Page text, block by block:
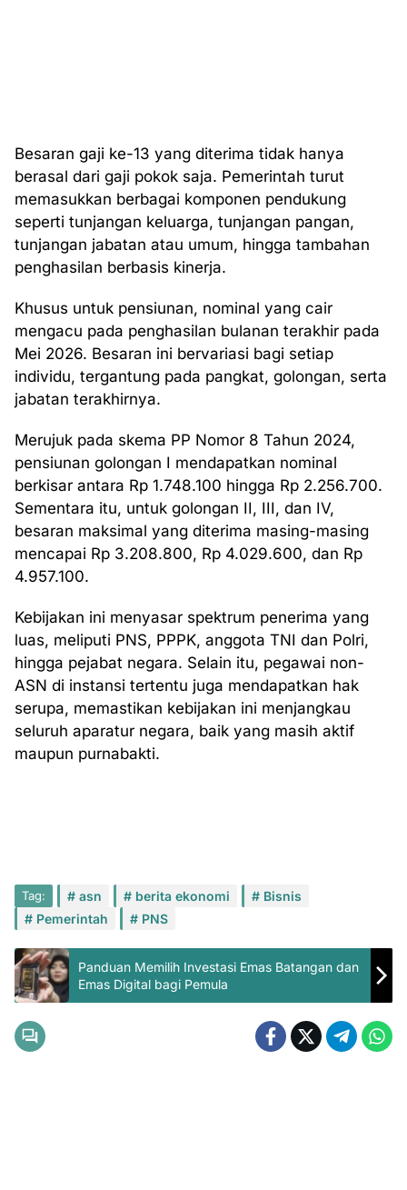
Besaran gaji ke-13 yang diterima tidak hanya
berasal dari gaji pokok saja. Pemerintah turut
memasukkan berbagai komponen pendukung
seperti tunjangan keluarga, tunjangan pangan,
tunjangan jabatan atau umum, hingga tambahan
penghasilan berbasis kinerja.
Khusus untuk pensiunan, nominal yang cair
mengacu pada penghasilan bulanan terakhir pada
Mei 2026. Besaran ini bervariasi bagi setiap
individu, tergantung pada pangkat, golongan, serta
jabatan terakhirnya.
Merujuk pada skema PP Nomor 8 Tahun 2024,
pensiunan golongan I mendapatkan nominal
berkisar antara Rp 1.748.100 hingga Rp 2.256.700.
Sementara itu, untuk golongan II, III, dan IV,
besaran maksimal yang diterima masing-masing
mencapai Rp 3.208.800, Rp 4.029.600, dan Rp
4.957.100.
Kebijakan ini menyasar spektrum penerima yang
luas, meliputi PNS, PPPK, anggota TNI dan Polri,
hingga pejabat negara. Selain itu, pegawai non-
ASN di instansi tertentu juga mendapatkan hak
serupa, memastikan kebijakan ini menjangkau
seluruh aparatur negara, baik yang masih aktif
maupun purnabakti.
Tag: asn berita ekonomi
Bisnis
Pemerintah
PNS
Panduan Memilih Investasi Emas Batangan dan
Emas Digital bagi Pemula